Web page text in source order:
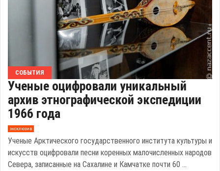
СОБЫТИЯ
Ученые оцифровали уникальный
архив этнографической экспедиции
1966 года
эксклюзив
Ученые Арктического государственного института культуры и
искусств оцифровали песни коренных малочисленных народов
Севера, записанные на Сахалине и Камчатке почти 60 ...